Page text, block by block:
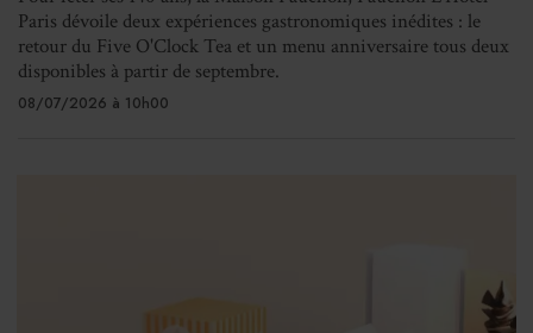
Paris dévoile deux expériences gastronomiques inédites : le
retour du Five O'Clock Tea et un menu anniversaire tous deux
disponibles à partir de septembre.
08/07/2026 à 10h00